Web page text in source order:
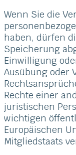
Wenn Sie die
haben, dürfen
Speicherung
Einwilligung
Ausübung oder
Rechte einer
juristischen
wichtigen
Europäischen
Mitgliedstaats